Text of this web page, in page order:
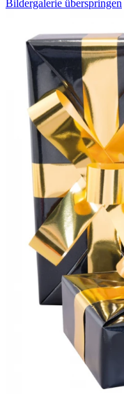
Bildergalerie überspringen